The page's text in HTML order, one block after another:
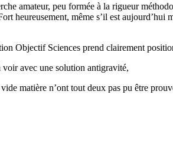
amateur, peu formée à la rigueur
heureusement, même s’il est
Objectif Sciences prend clairement
avec une solution antigravité,
matière n’ont tout deux pas pu être